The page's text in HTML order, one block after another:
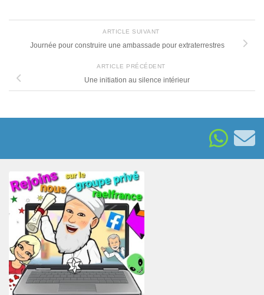
ARTICLE SUIVANT
Journée pour construire une ambassade pour extraterrestres
ARTICLE PRÉCÉDENT
Une initiation au silence intérieur